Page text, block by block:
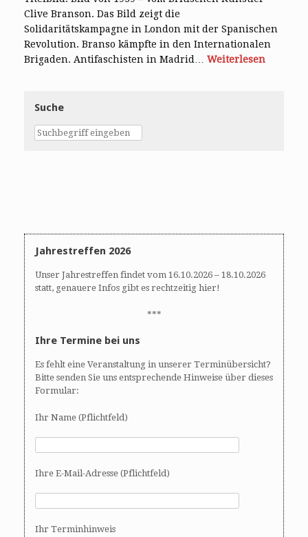
Clive Branson. Das Bild zeigt die
Solidaritätskampagne in London mit der Spanischen
Revolution. Branso kämpfte in den Internationalen
Brigaden. Antifaschisten in Madrid… Weiterlesen
Suche
Jahrestreffen 2026
Unser Jahrestreffen findet vom 16.10.2026 – 18.10.2026
statt, genauere Infos gibt es rechtzeitig hier!
***
Ihre Termine bei uns
Es fehlt eine Veranstaltung in unserer Terminübersicht?
Bitte senden Sie uns entsprechende Hinweise über dieses
Formular:
Ihr Name (Pflichtfeld)
Ihre E-Mail-Adresse (Pflichtfeld)
Ihr Terminhinweis